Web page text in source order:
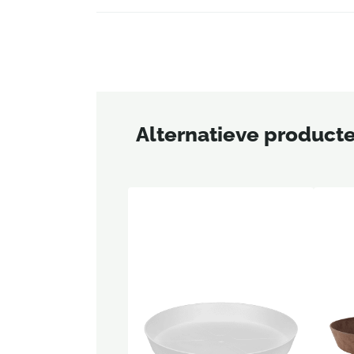
Alternatieve